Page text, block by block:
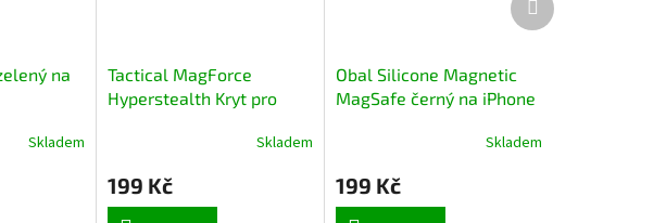
na
Skladem
Tactical MagForce
Hyperstealth Kryt pro
Skladem
199 Kč
Obal Silicone Magnetic
MagSafe černý na iPhone
Skladem
199 Kč
produkt